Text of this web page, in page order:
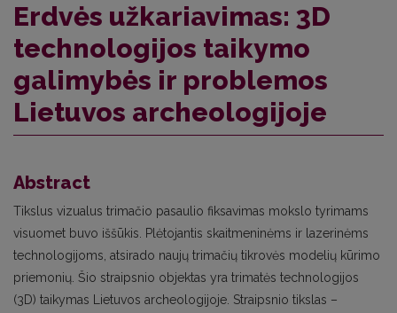
Erdvės užkariavimas: 3D
technologijos taikymo
galimybės ir problemos
Lietuvos archeologijoje
Abstract
Tikslus vizualus trimačio pasaulio fiksavimas mokslo tyrimams
visuomet buvo iššūkis. Plėtojantis skaitmeninėms ir lazerinėms
technologijoms, atsirado naujų trimačių tikrovės modelių kūrimo
priemonių. Šio straipsnio objektas yra trimatės technologijos
(3D) taikymas Lietuvos archeologijoje. Straipsnio tikslas –